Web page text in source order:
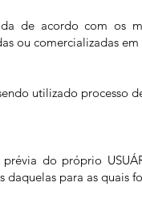
de acordo com os
ou comercializadas em
utilizado processo
do próprio
daquelas para as quais